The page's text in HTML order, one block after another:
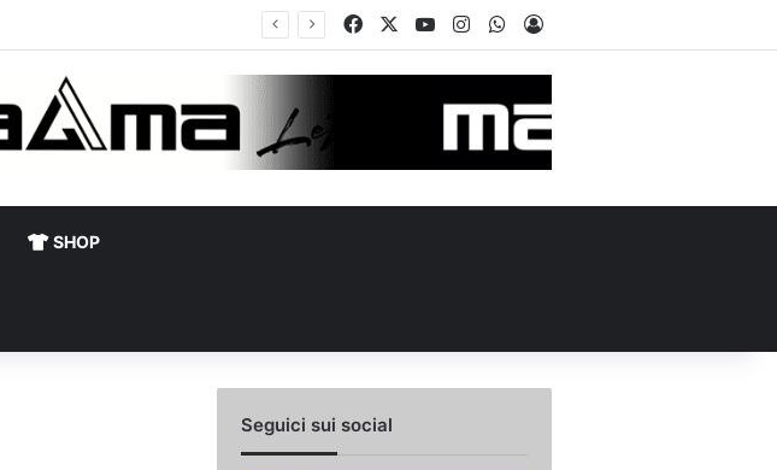
FacebookYou TubeInstagramWhatsApp
Accedi
SHOP
Seguici sui social